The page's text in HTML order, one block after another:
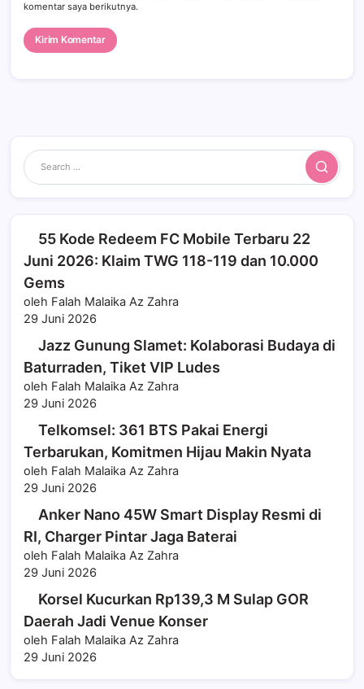
komentar saya berikutnya.
Search
55 Kode Redeem FC Mobile Terbaru 22
Juni 2026: Klaim TWG 118-119 dan 10.000
Gems
oleh Falah Malaika Az Zahra
29 Juni 2026
Jazz Gunung Slamet: Kolaborasi Budaya di
Baturraden, Tiket VIP Ludes
oleh Falah Malaika Az Zahra
29 Juni 2026
Telkomsel: 361 BTS Pakai Energi
Terbarukan, Komitmen Hijau Makin Nyata
oleh Falah Malaika Az Zahra
29 Juni 2026
Anker Nano 45W Smart Display Resmi di
RI, Charger Pintar Jaga Baterai
oleh Falah Malaika Az Zahra
29 Juni 2026
Korsel Kucurkan Rp139,3 M Sulap GOR
Daerah Jadi Venue Konser
oleh Falah Malaika Az Zahra
29 Juni 2026